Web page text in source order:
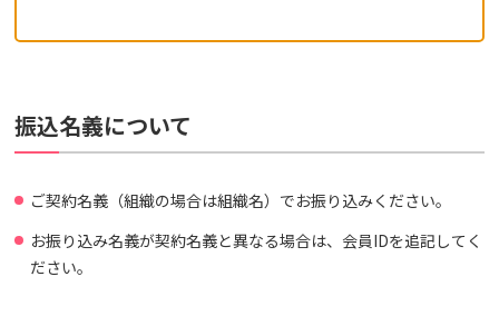
振込名義について
ご契約名義（組織の場合は組織名）でお振り込みください。
お振り込み名義が契約名義と異なる場合は、会員IDを追記してく
ださい。